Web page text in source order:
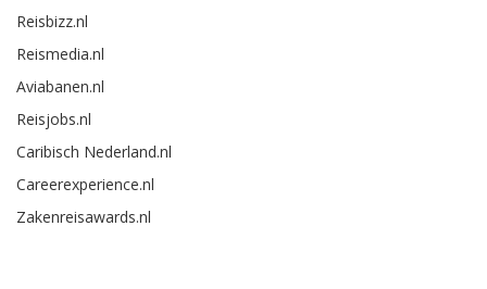
Reisbizz.nl
Reismedia.nl
Aviabanen.nl
Reisjobs.nl
Caribisch Nederland.nl
Careerexperience.nl
Zakenreisawards.nl